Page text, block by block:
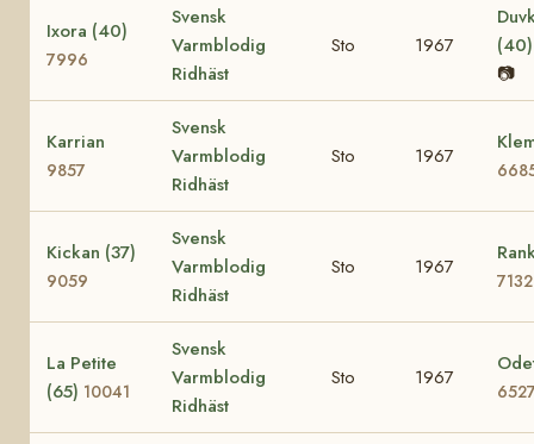
Ixora (40)
7996
Svensk
Varmblodig
Ridhäst
Sto 1967
📷
Karrian
9857
Svensk
Varmblodig
Ridhäst
Sto 1967
Kickan (37)
9059
Svensk
Varmblodig
Ridhäst
Sto 1967
7132
La Petite
(65) 10041
Svensk
Varmblodig
Ridhäst
Sto 1967